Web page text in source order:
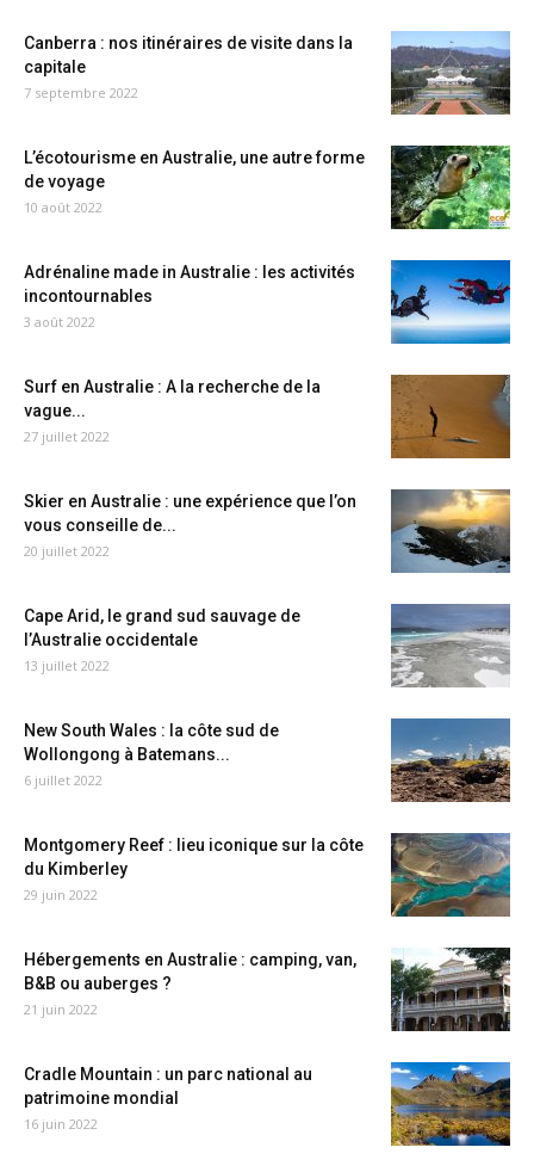
Canberra : nos itinéraires de visite dans la
capitale
7 septembre 2022
L’écotourisme en Australie, une autre forme
de voyage
10 août 2022
Adrénaline made in Australie : les activités
incontournables
3 août 2022
Surf en Australie : A la recherche de la
vague...
27 juillet 2022
Skier en Australie : une expérience que l’on
vous conseille de...
20 juillet 2022
Cape Arid, le grand sud sauvage de
l’Australie occidentale
13 juillet 2022
New South Wales : la côte sud de
Wollongong à Batemans...
6 juillet 2022
Montgomery Reef : lieu iconique sur la côte
du Kimberley
29 juin 2022
Hébergements en Australie : camping, van,
B&B ou auberges ?
21 juin 2022
Cradle Mountain : un parc national au
patrimoine mondial
16 juin 2022